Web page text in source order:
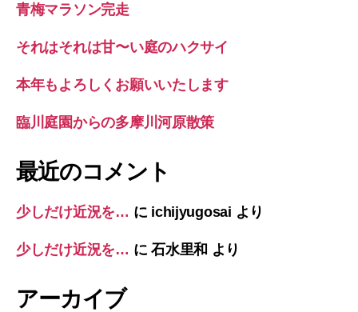
青梅マラソン完走
それはそれは甘〜い庭のハクサイ
本年もよろしくお願いいたします
臨川庭園からの多摩川河原散策
最近のコメント
少しだけ近況を… に ichijyugosai より
少しだけ近況を… に石水里和 より
アーカイブ